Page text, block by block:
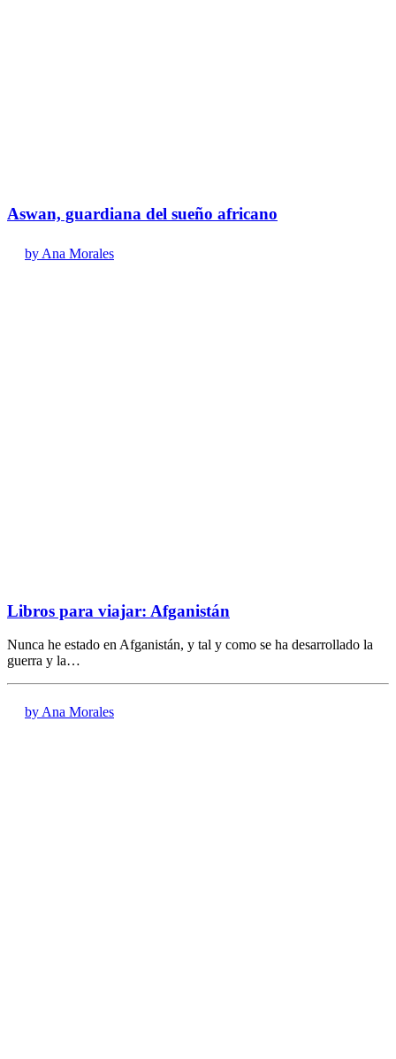
Aswan, guardiana del sueño africano
by Ana Morales
Libros para viajar: Afganistán
Nunca he estado en Afganistán, y tal y como se ha desarrollado la
guerra y la…
by Ana Morales